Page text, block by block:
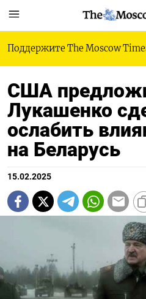
Поддержите The Moscow
США
Лукашенко
ослабить
на Беларусь
15.02.2025